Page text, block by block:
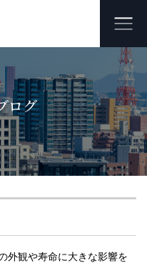
工
修繕工事
ノベーション
ログ
外観や寿命に大きな影響を